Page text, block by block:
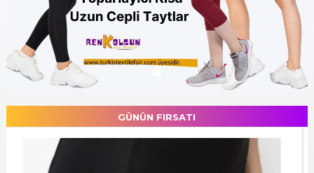
GÜNÜN FIRSATI